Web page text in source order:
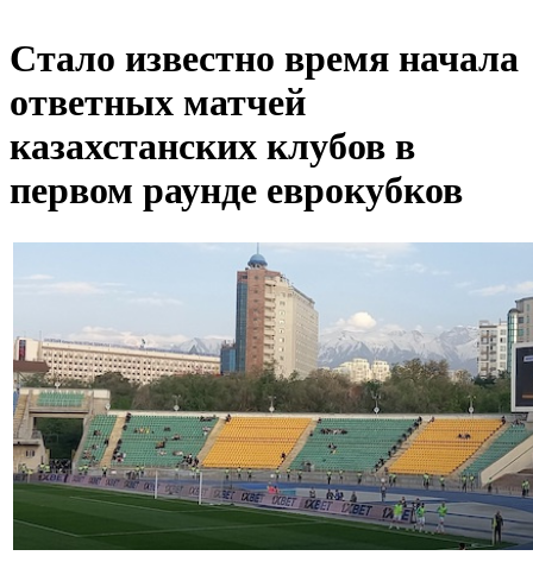
Стало известно время начала
ответных матчей
казахстанских клубов в
первом раунде еврокубков